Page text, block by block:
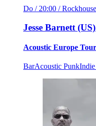
Do / 20:00 /
Jesse Barnett
Acoustic Europe
BarAcoustic Punk